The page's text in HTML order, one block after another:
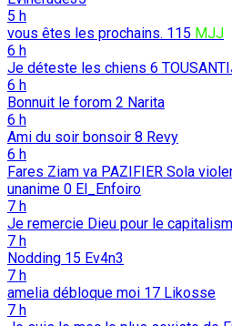
5 h
vous êtes les prochains. 115 MJJ
6 h
Je déteste les chiens 6
6 h
Bonnuit le forom 2 Narita
6 h
Ami du soir bonsoir 8 Revy
6 h
Fares Ziam va PAZIFIER Sola
unanime 0 El_Enfoiro
7 h
Je remercie Dieu pour le
7 h
Nodding 15 Ev4n3
7 h
amelia débloque moi 17 Likosse
7 h